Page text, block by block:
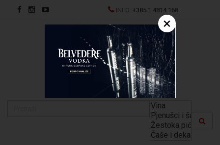
INFO:+385 1 4814 168
EN
×